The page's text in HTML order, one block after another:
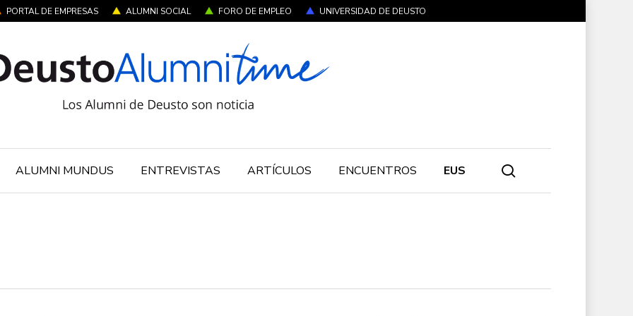
PORTAL DE EMPRESAS ALUMNI SOCIAL FORO DE EMPLEO UNIVERSIDAD DE DEUSTO
ALUMNI MUNDUS ENTREVISTAS ARTÍCULOS ENCUENTROS EUS